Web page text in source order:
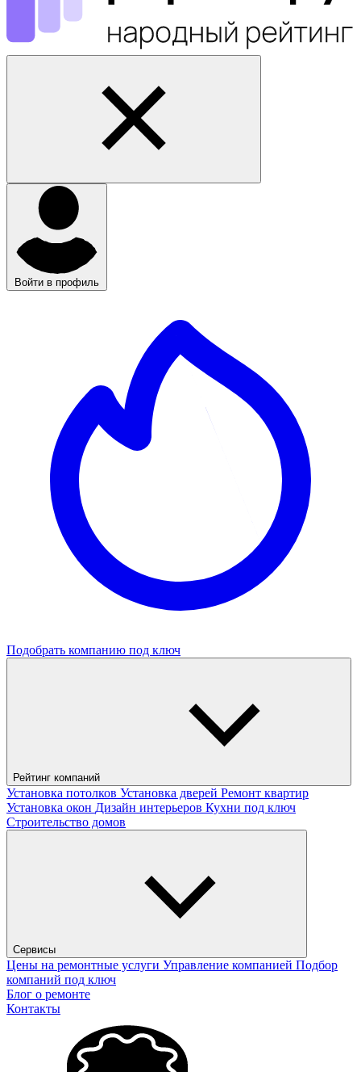
Войти в профиль
Подобрать компанию под ключ
Рейтинг компаний
Установка потолков Установка дверей Ремонт квартир
Установка окон Дизайн интерьеров Кухни под ключ
Строительство домов
Сервисы
Цены на ремонтные услуги Управление компанией Подбор
компаний под ключ
Блог о ремонте
Контакты